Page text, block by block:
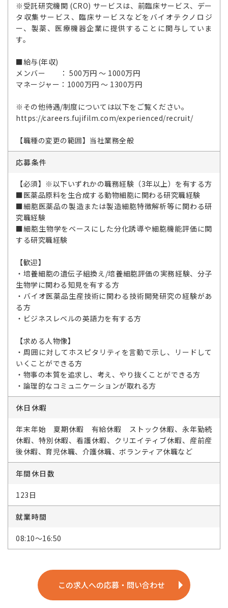
※受託研究機関 (CRO) サービスは、前臨床サービス、デー
タ収集サービス、臨床サービスなどをバイオテクノロジ
ー、製薬、医療機器企業に提供することに関与していま
す。
■給与(年収)
メンバー ： 500万円 ～ 1000万円
マネージャー：1000万円 ～ 1300万円
※その他待遇/制度については以下をご覧ください。
https://careers.fujifilm.com/experienced/recruit/
【職種の変更の範囲】当社業務全般
応募条件
【必須】※以下いずれかの職務経験（3年以上）を有する方
■医薬品原料を生合成する動物細胞に関わる研究職経験
■細胞医薬品の製造または製造細胞特徴解析等に関わる研
究職経験
■細胞生物学をベースにした分化誘導や細胞機能評価に関
する研究職経験
【歓迎】
・培養細胞の遺伝子組換え/培養細胞評価の実務経験、分子
生物学に関わる知見を有する方
・バイオ医薬品生産技術に関わる技術開発研究の経験があ
る方
・ビジネスレベルの英語力を有する方
【求める人物像】
・周囲に対してホスピタリティを言動で示し、リードして
いくことができる方
・物事の本質を追求し、考え、やり抜くことができる方
・論理的なコミュニケーションが取れる方
休日休暇
年末年始 夏期休暇 有給休暇 ストック休暇、永年勤続
休暇、特別休暇、看護休暇、クリエイティブ休暇、産前産
後休暇、育児休職、介護休職、ボランティア休職など
年間休日数
123日
就業時間
08:10～16:50
この求人への応募・問い合わせ